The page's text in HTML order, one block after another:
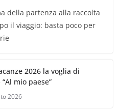
della partenza alla raccolta
il viaggio: basta poco per
2026 la voglia di
mio paese”
2026